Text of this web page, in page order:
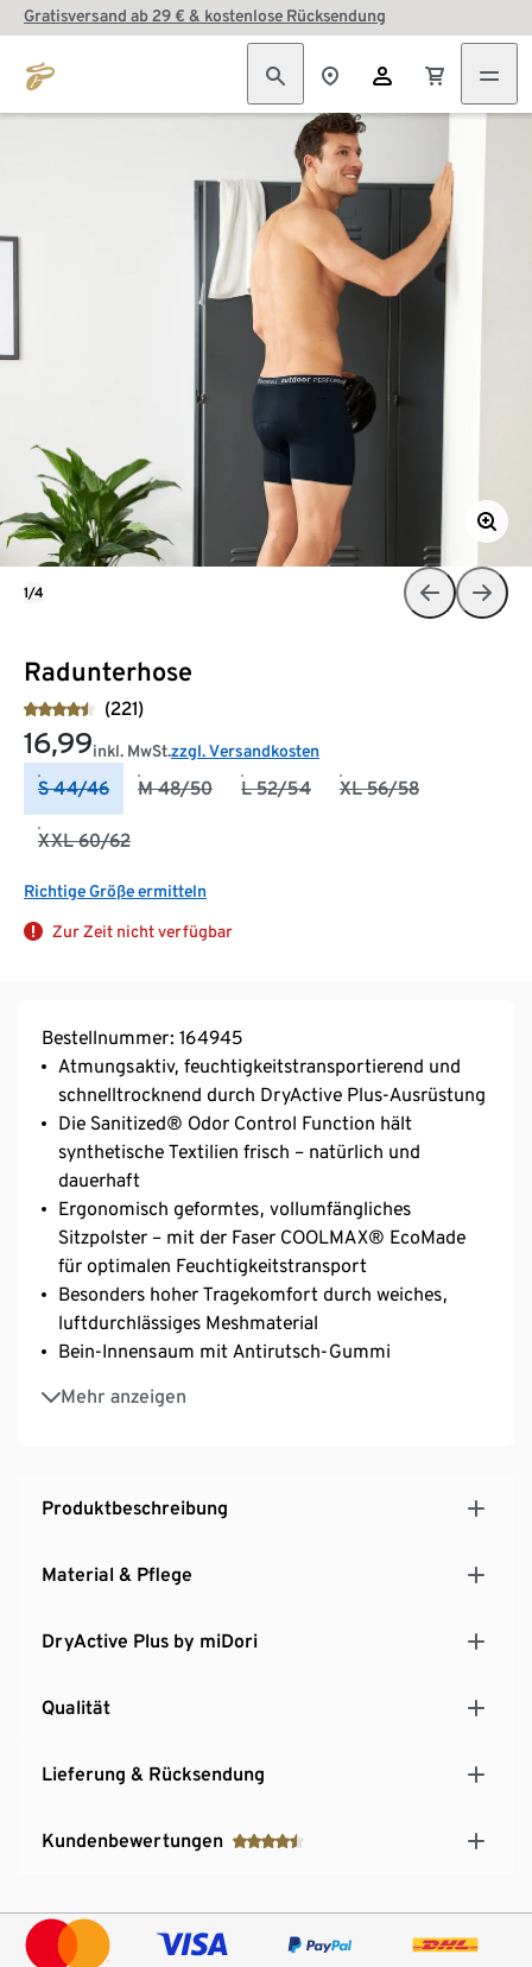
Gratisversand ab 29 € & kostenlose Rücksendung
Radunterhose
(221)
16,99inkl. MwSt.zzgl. Versandkosten
S 44/46 M 48/50 L 52/54 XL 56/58
XXL 60/62
Richtige Größe ermitteln
Zur Zeit nicht verfügbar
1/4
Bestellnummer: 164945
Atmungsaktiv, feuchtigkeitstransportierend und
schnelltrocknend durch DryActive Plus-Ausrüstung
Die Sanitized® Odor Control Function hält
synthetische Textilien frisch – natürlich und
dauerhaft
Ergonomisch geformtes, vollumfängliches
Sitzpolster – mit der Faser COOLMAX® EcoMade
für optimalen Feuchtigkeitstransport
Besonders hoher Tragekomfort durch weiches,
luftdurchlässiges Meshmaterial
Bein-Innensaum mit Antirutsch-Gummi
Mehr anzeigen
Mit Elasthan: formbeständig, perfekter Sitz bei
voller Bewegungsfreiheit
Produktbeschreibung
Material & Pflege
DryActive Plus by miDori
Qualität
Lieferung & Rücksendung
Kundenbewertungen